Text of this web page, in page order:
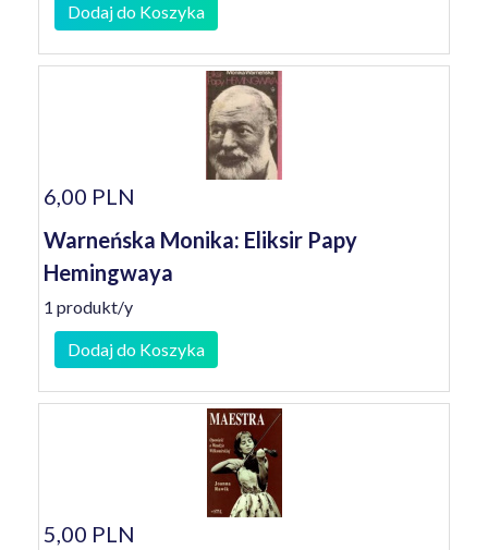
Dodaj do Koszyka
6,00 PLN
Warneńska Monika: Eliksir Papy
Hemingwaya
1 produkt/y
Dodaj do Koszyka
5,00 PLN